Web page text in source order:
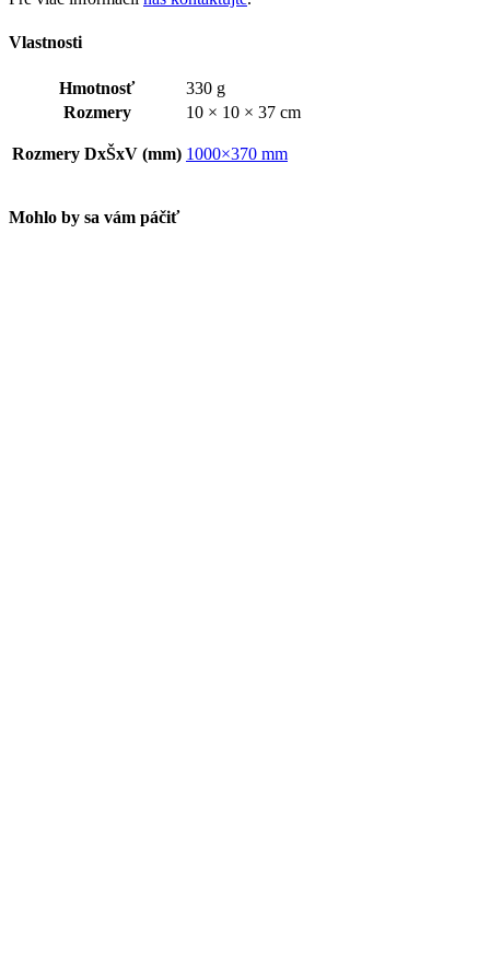
Vlastnosti
Hmotnosť
330 g
Rozmery
10 × 10 × 37 cm
Rozmery DxŠxV (mm) 1000×370 mm
Mohlo by sa vám páčiť